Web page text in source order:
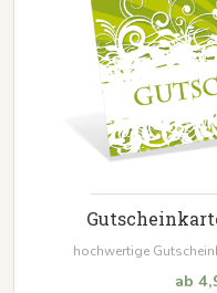
hochwertige
ab